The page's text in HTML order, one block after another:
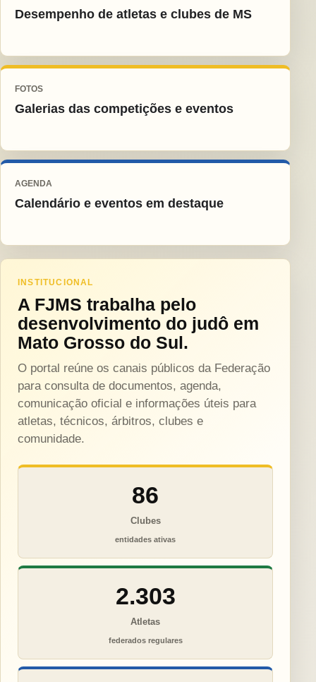
Desempenho de atletas e clubes de MS
FOTOS
Galerias das competições e eventos
AGENDA
Calendário e eventos em destaque
INSTITUCIONAL
A FJMS trabalha pelo
desenvolvimento do judô em
Mato Grosso do Sul.
O portal reúne os canais públicos da Federação
para consulta de documentos, agenda,
comunicação oficial e informações úteis para
atletas, técnicos, árbitros, clubes e
comunidade.
86
Clubes
entidades ativas
2.303
Atletas
federados regulares